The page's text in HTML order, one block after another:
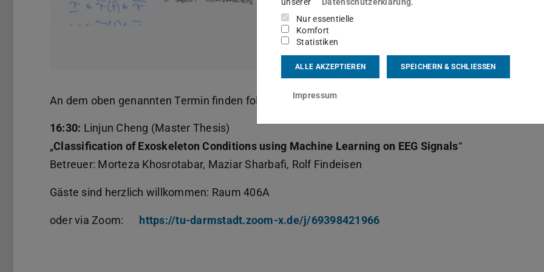
An dem oben genannten Termin finden folgende Vorträge statt:
16:30: Linjun Cheng (Master Thesis)
„Classification of Exoskeleton Conditions using Machine Learning on EEG Signals“
Betreuer: Morteza Khosrotabar, Maziar Sharbafi, Rolf Findeisen
Gäste sind herzlich willkommen: Raum 406A
oder via Zoom: https://tu-darmstadt.zoom-x.de/j/69398421966
Nur essentielle
Komfort
Statistiken
ALLE AKZEPTIEREN SPEICHERN & SCHLIESSEN
Impressum